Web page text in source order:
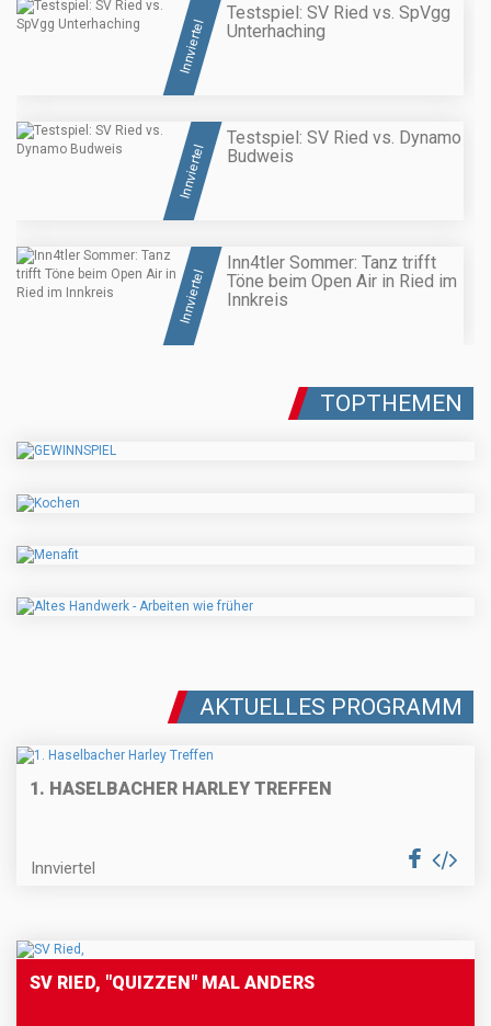
Innviertel
Testspiel: SV Ried vs. SpVgg
Unterhaching
Innviertel
Testspiel: SV Ried vs. Dynamo
Budweis
Innviertel
Inn4tler Sommer: Tanz trifft
Töne beim Open Air in Ried im
Innkreis
TOPTHEMEN
AKTUELLES PROGRAMM
1. HASELBACHER HARLEY TREFFEN
Innviertel
SV RIED, "QUIZZEN" MAL ANDERS